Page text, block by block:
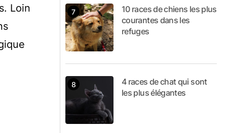
Loin
10 races de chiens les plus
courantes dans les
refuges
4 races de chat qui sont
les plus élégantes